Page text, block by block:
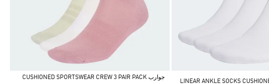
جوارب CUSHIONED SPORTSWEAR CREW 3 PAIR PACK‏